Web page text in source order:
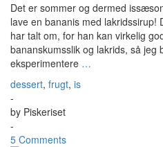
Det er sommer og dermed
lave en bananis med
har talt om, for han kan virkelig
bananskumsslik og lakrids, så jeg
eksperimentere …
dessert, frugt, is
-
by Piskeriset
-
5 Comments